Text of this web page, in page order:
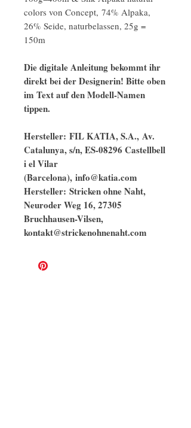
colors von Concept, 74% Alpaka,
26% Seide, naturbelassen, 25g =
150m
Die digitale Anleitung bekommt ihr
direkt bei der Designerin! Bitte oben
im Text auf den Modell-Namen
tippen.
Hersteller: FIL KATIA, S.A., Av.
Catalunya, s/n, ES-08296 Castellbell
i el Vilar
(Barcelona), info@katia.com
​​​​​​​Hersteller: Stricken ohne Naht,
Neuroder Weg 16, 27305
Bruchhausen-Vilsen,
kontakt@strickenohnenaht.com